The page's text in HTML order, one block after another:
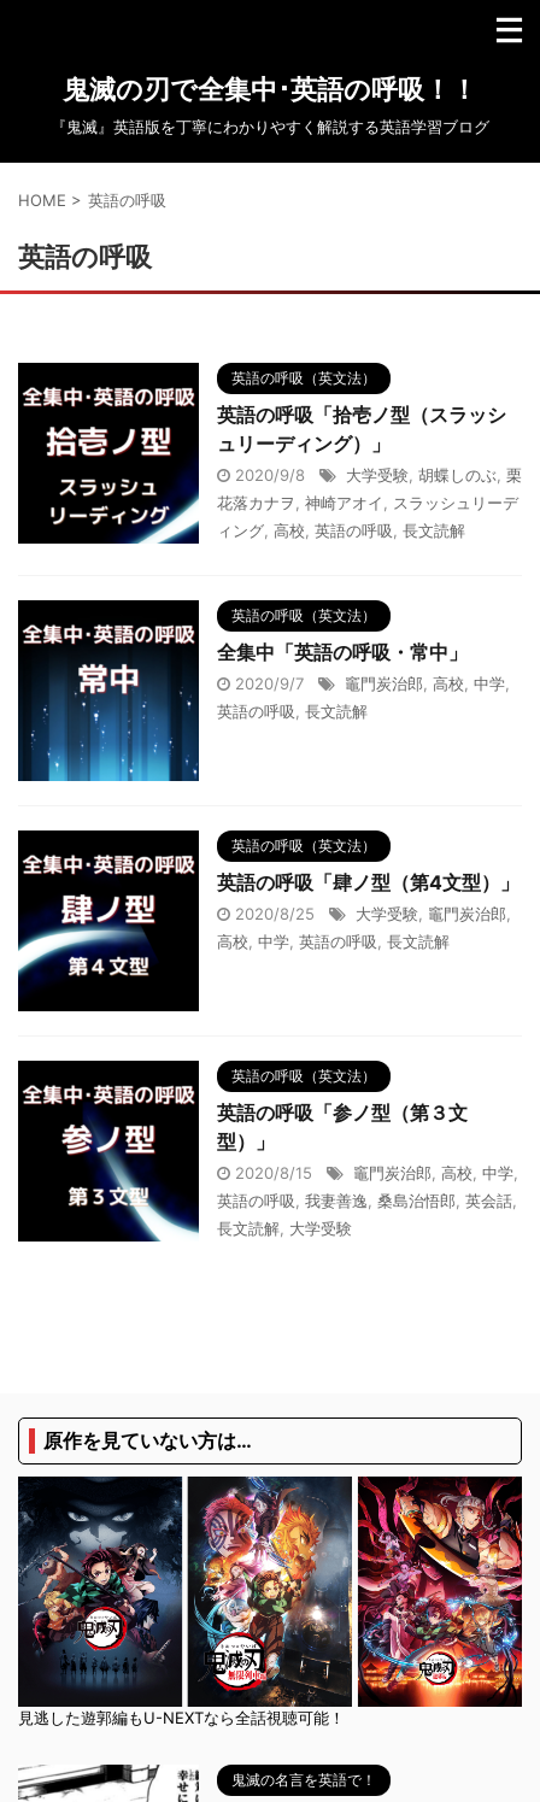
鬼滅の刃で全集中･英語の呼吸！！
『鬼滅』英語版を丁寧にわかりやすく解説する英語学習ブログ
HOME > 英語の呼吸
英語の呼吸
英語の呼吸（英文法）
英語の呼吸「拾壱ノ型（スラッシ
ュリーディング）」
2020/9/8 大学受験 胡蝶しのぶ 栗
花落カナヲ
神崎アオイ
スラッシュリーデ
ィング 高校 英語の呼吸 長文読解
英語の呼吸（英文法）
全集中「英語の呼吸・常中」
2020/9/7 竈門炭治郎 高校 中学
英語の呼吸
長文読解
英語の呼吸（英文法）
英語の呼吸「肆ノ型（第4文型）」
2020/8/25 大学受験 竈門炭治郎
高校 中学 英語の呼吸 長文読解
英語の呼吸（英文法）
英語の呼吸「参ノ型（第３文
型）」
2020/8/15 竈門炭治郎 高校 中学
英語の呼吸
我妻善逸 桑島治悟郎 英会話
長文読解 大学受験
原作を見ていない方は…
見逃した遊郭編もU-NEXTなら全話視聴可能！
鬼滅の名言を英語で！